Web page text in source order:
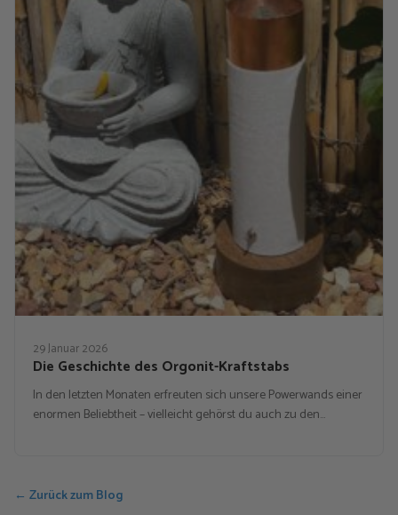
29 Januar 2026
Die Geschichte des Orgonit-Kraftstabs
In den letzten Monaten erfreuten sich unsere Powerwands einer
enormen Beliebtheit – vielleicht gehörst du auch zu den…
← Zurück zum Blog